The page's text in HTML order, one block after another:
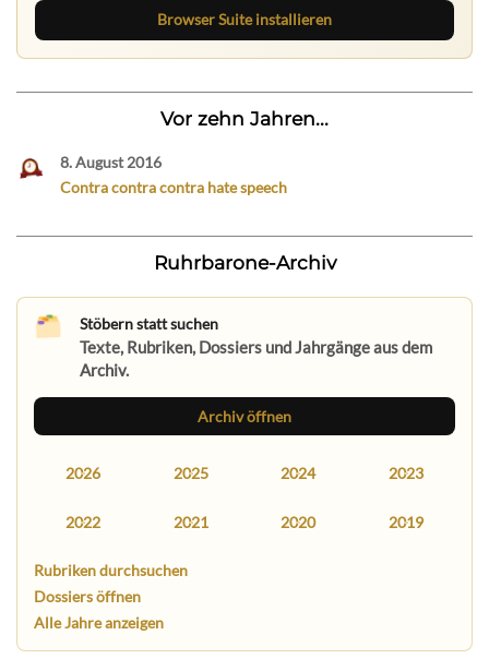
Browser Suite installieren
Vor zehn Jahren...
8. August 2016
Contra contra contra hate speech
Ruhrbarone-Archiv
Stöbern statt suchen
Texte, Rubriken, Dossiers und Jahrgänge aus dem
Archiv.
Archiv öffnen
2026 2025 2024 2023
2022 2021 2020 2019
Rubriken durchsuchen
Dossiers öffnen
Alle Jahre anzeigen